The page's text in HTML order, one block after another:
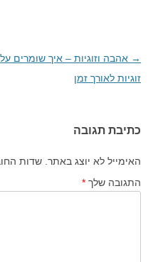
ניווט
בפוסטים
→ אהבה וזוגיות – איך שומרים על
זוגיות לאורך זמן
כתיבת תגובה
האימייל לא יוצג באתר. שדות
התגובה שלך *